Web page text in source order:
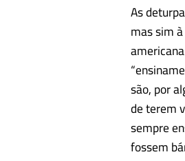
As
mas sim
são, por
de terem
sempre
fossem